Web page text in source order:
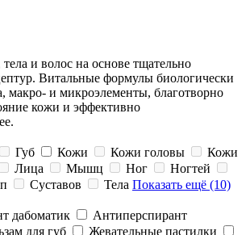
и волос на основе тщательно
Витальные формулы биологически
макро- и микроэлементы, благотворно
кожи и эффективно
Губ Кожи Кожи головы
Кожи
Лица Мышц Ног
Ногтей
Суставов Тела Показать ещё (10)
дабоматик
Антиперспирант
для губ Жевательные пастилки